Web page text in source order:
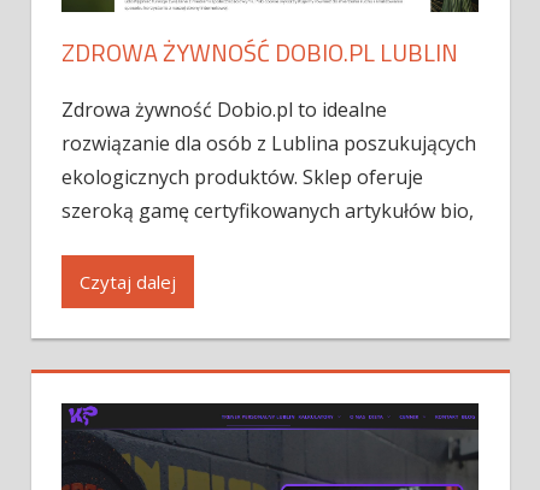
ZDROWA ŻYWNOŚĆ DOBIO.PL LUBLIN
Zdrowa żywność Dobio.pl to idealne
rozwiązanie dla osób z Lublina poszukujących
ekologicznych produktów. Sklep oferuje
szeroką gamę certyfikowanych artykułów bio,
Czytaj dalej